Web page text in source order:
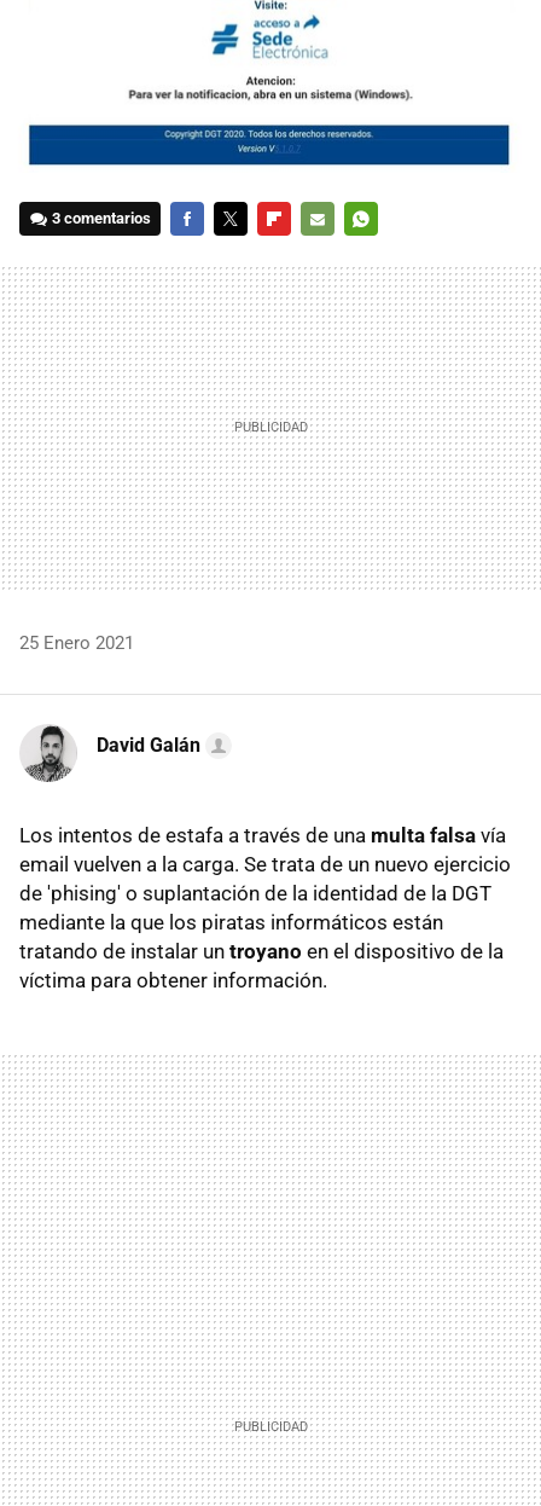
3 comentarios
MAIL
25 Enero 2021
David Galán
Los intentos de estafa a través de una multa falsa vía
email vuelven a la carga. Se trata de un nuevo ejercicio
de 'phising' o suplantación de la identidad de la DGT
mediante la que los piratas informáticos están
tratando de instalar un troyano en el dispositivo de la
víctima para obtener información.